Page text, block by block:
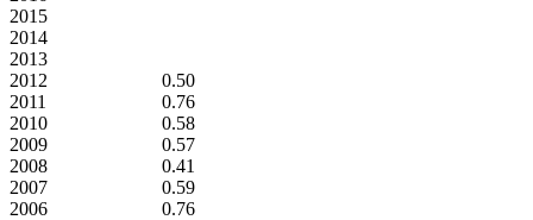
2015
2014
2013
2012
0.50
2011
0.76
2010
0.58
2009
0.57
2008
0.41
2007
0.59
2006
0.76